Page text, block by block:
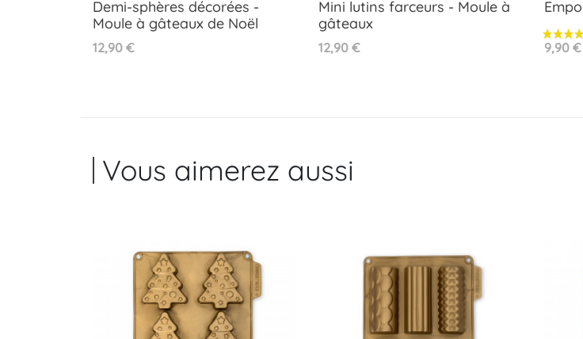
Demi-sphères décorées -
Moule à gâteaux de Noël
Prix
12,90 €
Mini lutins farceurs - Moule à
gâteaux
Prix
12,90 € Prix
9,90 €
Vous aimerez aussi